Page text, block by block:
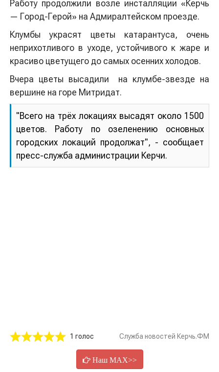
Работу продолжили возле инсталляции «Керчь
— Город-Герой» на Адмиралтейском проезде.
Клумбы украсят цветы катарантуса, очень
неприхотливого в уходе, устойчивого к жаре и
красиво цветущего до самых осенних холодов.
Вчера цветы высадили на клумбе-звезде на
вершине на горе Митридат.
"Всего на трёх локациях высадят около 1500
цветов. Работу по озеленению основных
городских локаций продолжат", - сообщает
пресс-служба администрации Керчи.
1 голос Служба новостей Керчь.ФМ
Наш MAX>>